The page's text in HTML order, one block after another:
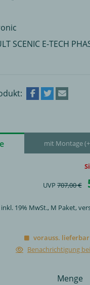
SCENIC E-TECH
mit Montage
UVP 707,00 €
inkl. 19% MwSt., M Paket,
vorauss. lieferbar
Benachrichtigung
Menge